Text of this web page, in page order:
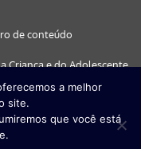
de conteúdo
Criança e do Adolescente
Google Chrome (a
da versão 9) | FireFox (
a melhor
site.
que você está